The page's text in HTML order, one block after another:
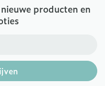
producten en